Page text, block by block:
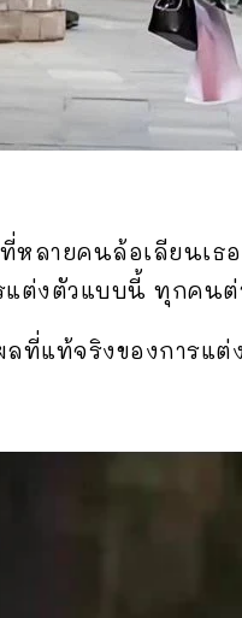
หลายคนล้อเลียนเธ
แต่งตัวแบบนี้ ทุกคนต่
ลที่แท้จริงของการแต่